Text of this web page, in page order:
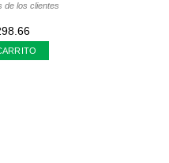
de los clientes